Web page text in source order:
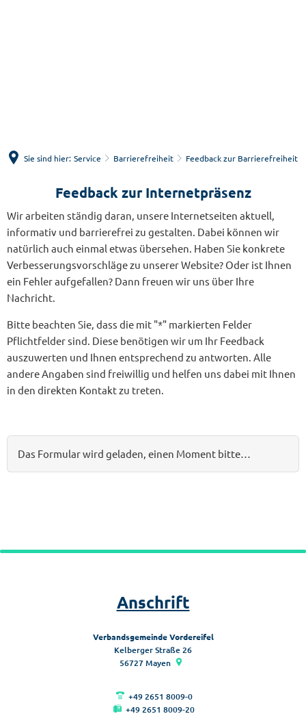
Sie sind hier: Service Barrierefreiheit Feedback zur Barrierefreiheit
Feedback
zur
Barrierefreiheit
Feedback zur Internetpräsenz
Wir arbeiten ständig daran, unsere Internetseiten aktuell,
informativ und barrierefrei zu gestalten. Dabei können wir
natürlich auch einmal etwas übersehen. Haben Sie konkrete
Verbesserungsvorschläge zu unserer Website? Oder ist Ihnen
ein Fehler aufgefallen? Dann freuen wir uns über Ihre
Nachricht.
Bitte beachten Sie, dass die mit "*" markierten Felder
Pflichtfelder sind. Diese benötigen wir um Ihr Feedback
auszuwerten und Ihnen entsprechend zu antworten. Alle
andere Angaben sind freiwillig und helfen uns dabei mit Ihnen
in den direkten Kontakt zu treten.
Das Formular wird geladen, einen Moment bitte…
Anschrift
Verbandsgemeinde Vordereifel
Kelberger Straße 26
56727 Mayen
+49 2651 8009-0
+49 2651 8009-20